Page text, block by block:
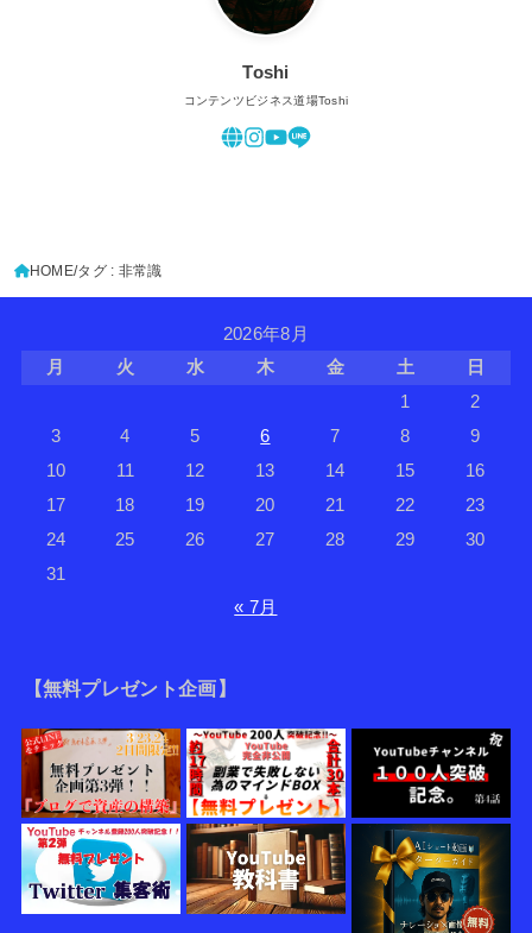
Toshi
コンテンツビジネス道場Toshi
HOME タグ : 非常識
2026年8月
月
火 水 木 金 土
日
1
2
3
4 5 6 7 8
9
10
11 12 13 14 15
16
17
18 19 20 21 22
23
24
25 26 27 28 29
30
31
« 7月
【無料プレゼント企画】